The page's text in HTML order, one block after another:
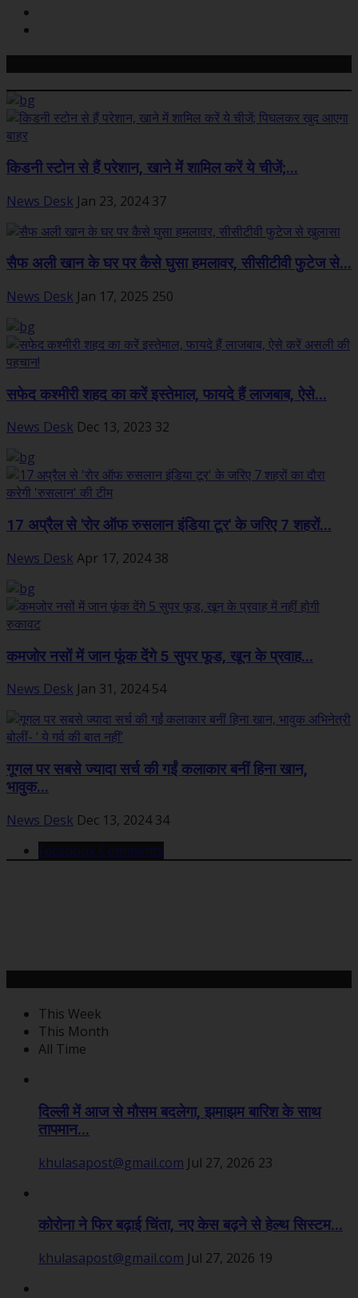
किडनी स्टोन से हैं परेशान, खाने में शामिल करें ये चीजें;...
News Desk Jan 23, 2024 37
सैफ अली खान के घर पर कैसे घुसा हमलावर, सीसीटीवी फुटेज से...
News Desk Jan 17, 2025 250
सफेद कश्मीरी शहद का करें इस्तेमाल, फायदे हैं लाजबाब, ऐसे...
News Desk Dec 13, 2023 32
17 अप्रैल से 'रोर ऑफ रुसलान इंडिया टूर' के जरिए 7 शहरों...
News Desk Apr 17, 2024 38
कमजोर नसों में जान फूंक देंगे 5 सुपर फूड, खून के प्रवाह...
News Desk Jan 31, 2024 54
गूगल पर सबसे ज्यादा सर्च की गईं कलाकार बनीं हिना खान,
भावुक...
News Desk Dec 13, 2024 34
Facebook Comments
This Week
This Month
All Time
दिल्ली में आज से मौसम बदलेगा, झमाझम बारिश के साथ
तापमान...
khulasapost@gmail.com Jul 27, 2026 23
कोरोना ने फिर बढ़ाई चिंता, नए केस बढ़ने से हेल्थ सिस्टम...
khulasapost@gmail.com Jul 27, 2026 19